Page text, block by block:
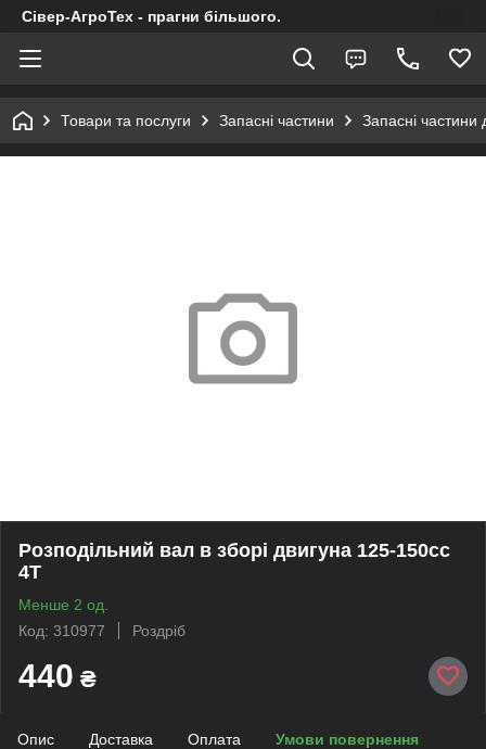
Сівер-АгроТех - прагни більшого.
Товари та послуги Запасні частини Запасні частини
Розподільний вал в зборі двигуна 125-150сс
4Т
Менше 2 од.
Код: 310977
Роздріб
440 ₴
Опис Доставка Оплата Умови повернення